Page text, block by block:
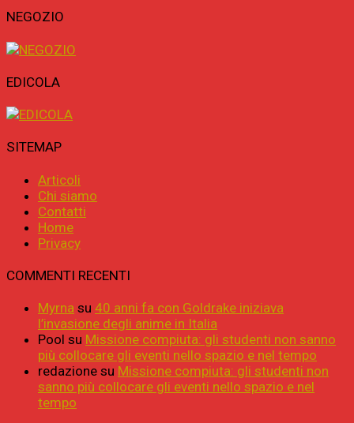
NEGOZIO
EDICOLA
SITEMAP
Articoli
Chi siamo
Contatti
Home
Privacy
COMMENTI RECENTI
Myrna su 40 anni fa con Goldrake iniziava
l’invasione degli anime in Italia
Pool su Missione compiuta: gli studenti non sanno
più collocare gli eventi nello spazio e nel tempo
redazione su Missione compiuta: gli studenti non
sanno più collocare gli eventi nello spazio e nel
tempo